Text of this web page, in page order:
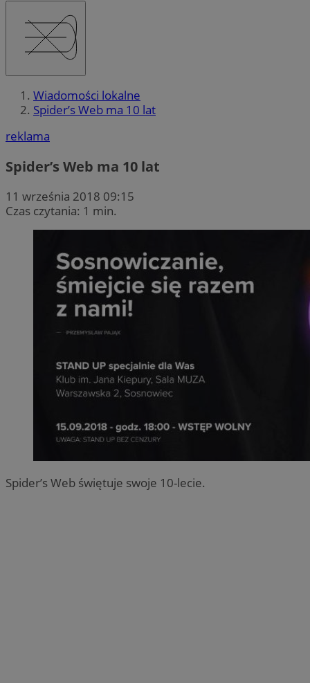
Wiadomości lokalne
Spider’s Web ma 10 lat
reklama
Spider’s Web ma 10 lat
11 września 2018 09:15
Czas czytania: 1 min.
Spider’s Web świętuje swoje 10-lecie.